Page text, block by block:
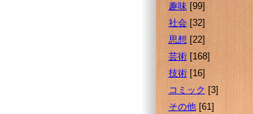
趣味[99]
社会[32]
思想 [22]
芸術[168]
技術[16]
コミック [3]
その他[61]